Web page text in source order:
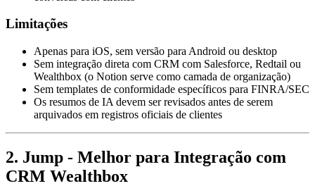
Limitações
Apenas para iOS, sem versão para Android ou desktop
Sem integração direta com CRM com Salesforce, Redtail ou
Wealthbox (o Notion serve como camada de organização)
Sem templates de conformidade específicos para FINRA/SEC
Os resumos de IA devem ser revisados antes de serem
arquivados em registros oficiais de clientes
2. Jump - Melhor para Integração com
CRM Wealthbox